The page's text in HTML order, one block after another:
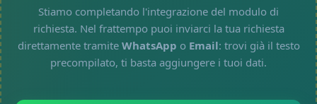
Stiamo completando l'integrazione del modulo di
richiesta. Nel frattempo puoi inviarci la tua richiesta
direttamente tramite WhatsApp o Email: trovi già il testo
precompilato, ti basta aggiungere i tuoi dati.